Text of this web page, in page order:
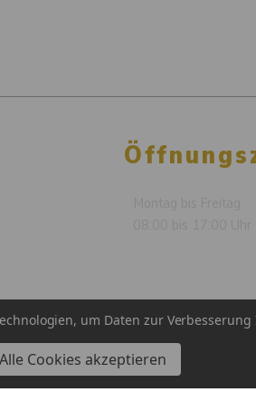
um Daten zur
Alle Cookies akzeptieren